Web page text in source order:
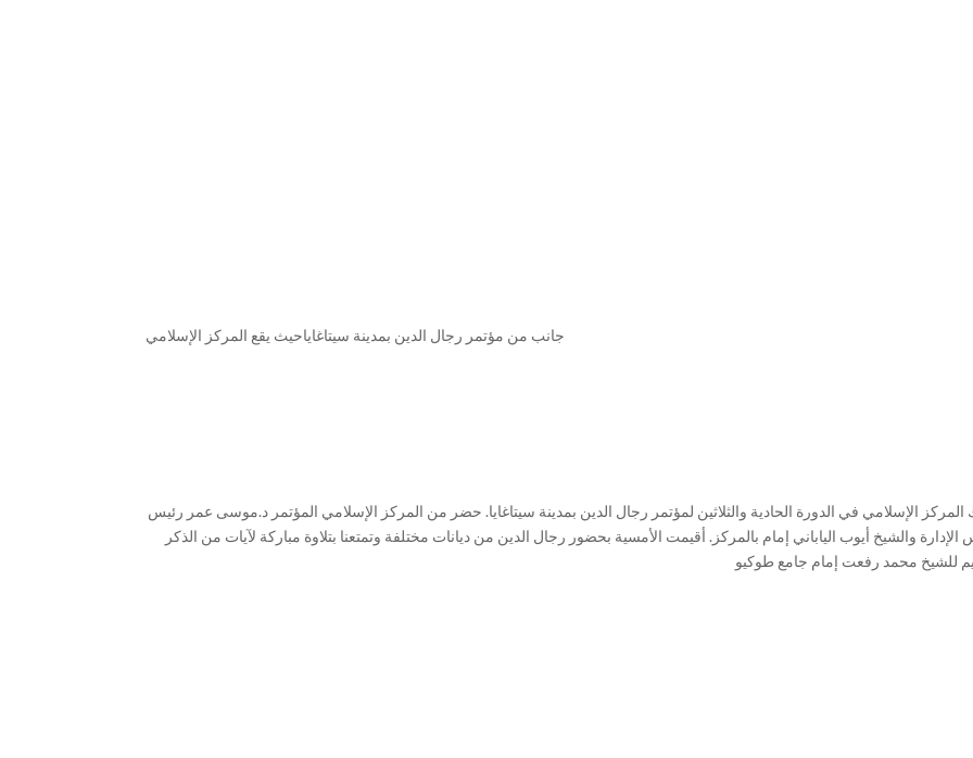
جانب من مؤتمر رجال الدين بمدينة سيتاغاياحيث يقع المركز الإسلامي
الإسلامي في الدورة الحادية والثلاثين لمؤتمر رجال الدين بمدينة سيتاغايا. حضر من المركز الإسلامي المؤتمر د.موسى عمر رئيس
والشيخ أيوب الياباني إمام بالمركز. أقيمت الأمسية بحضور رجال الدين من ديانات مختلفة وتمتعنا بتلاوة مباركة لآيات من الذكر